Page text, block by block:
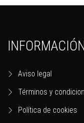
Aviso legal
Términos y
Política de cookies